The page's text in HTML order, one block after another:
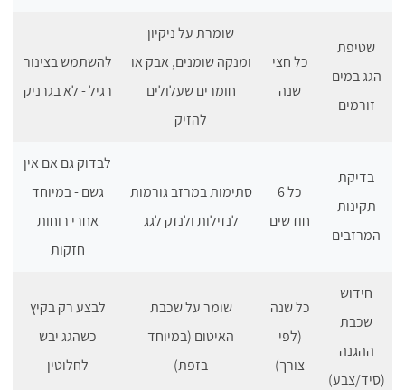
שטיפת
הגג במים
זורמים
כל חצי
שנה
שומרת על ניקיון
ומנקה שומנים, אבק או
חומרים שעלולים
להזיק
להשתמש בצינור
רגיל - לא בגרניק
בדיקת
תקינות
המרזבים
כל 6
חודשים
סתימות במרזב גורמות
לנזילות ולנזק לגג
לבדוק גם אם אין
גשם - במיוחד
אחרי רוחות
חזקות
חידוש
שכבת
ההגנה
(סיד/צבע)
כל שנה
(לפי
צורך)
שומר על שכבת
האיטום (במיוחד
בזפת)
לבצע רק בקיץ
כשהגג יבש
לחלוטין